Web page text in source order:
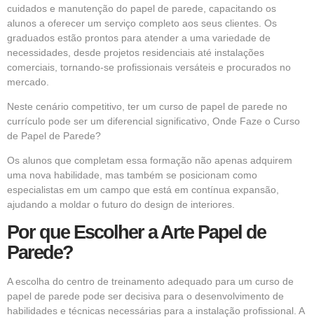
cuidados e manutenção do papel de parede, capacitando os
alunos a oferecer um serviço completo aos seus clientes. Os
graduados estão prontos para atender a uma variedade de
necessidades, desde projetos residenciais até instalações
comerciais, tornando-se profissionais versáteis e procurados no
mercado.
Neste cenário competitivo, ter um curso de papel de parede no
currículo pode ser um diferencial significativo, Onde Faze o Curso
de Papel de Parede?
Os alunos que completam essa formação não apenas adquirem
uma nova habilidade, mas também se posicionam como
especialistas em um campo que está em contínua expansão,
ajudando a moldar o futuro do design de interiores.
Por que Escolher a Arte Papel de
Parede?
A escolha do centro de treinamento adequado para um curso de
papel de parede pode ser decisiva para o desenvolvimento de
habilidades e técnicas necessárias para a instalação profissional. A